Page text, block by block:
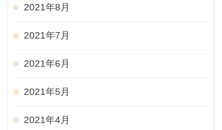
2021年8月
2021年7月
2021年6月
2021年5月
2021年4月